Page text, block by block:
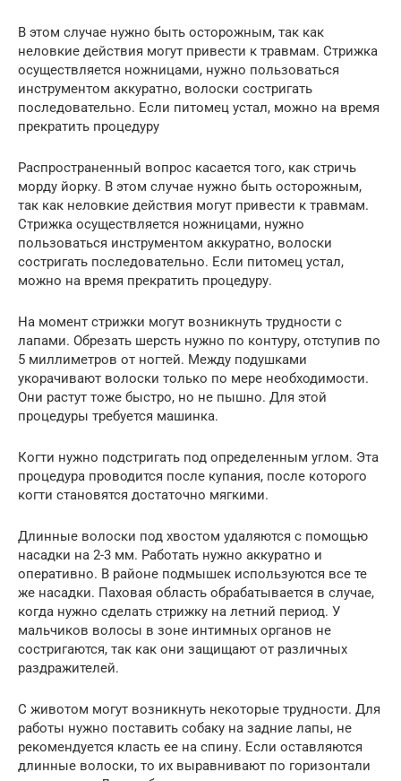
В этом случае нужно быть осторожным, так как
неловкие действия могут привести к травмам. Стрижка
осуществляется ножницами, нужно пользоваться
инструментом аккуратно, волоски состригать
последовательно. Если питомец устал, можно на время
прекратить процедуру
Распространенный вопрос касается того, как стричь
морду йорку. В этом случае нужно быть осторожным,
так как неловкие действия могут привести к травмам.
Стрижка осуществляется ножницами, нужно
пользоваться инструментом аккуратно, волоски
состригать последовательно. Если питомец устал,
можно на время прекратить процедуру.
На момент стрижки могут возникнуть трудности с
лапами. Обрезать шерсть нужно по контуру, отступив по
5 миллиметров от ногтей. Между подушками
укорачивают волоски только по мере необходимости.
Они растут тоже быстро, но не пышно. Для этой
процедуры требуется машинка.
Когти нужно подстригать под определенным углом. Эта
процедура проводится после купания, после которого
когти становятся достаточно мягкими.
Длинные волоски под хвостом удаляются с помощью
насадки на 2-3 мм. Работать нужно аккуратно и
оперативно. В районе подмышек используются все те
же насадки. Паховая область обрабатывается в случае,
когда нужно сделать стрижку на летний период. У
мальчиков волосы в зоне интимных органов не
состригаются, так как они защищают от различных
раздражителей.
С животом могут возникнуть некоторые трудности. Для
работы нужно поставить собаку на задние лапы, не
рекомендуется класть ее на спину. Если оставляются
длинные волоски, то их выравнивают по горизонтали